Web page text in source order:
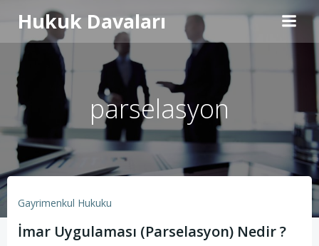
geç
Hukuk Davaları
parselasyon
Gayrimenkul Hukuku
İmar Uygulaması (Parselasyon) Nedir ?